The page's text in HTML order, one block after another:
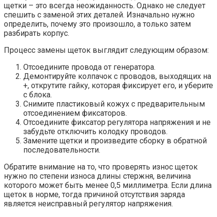
щетки – это всегда неожиданность. Однако не следует
спешить с заменой этих деталей. Изначально нужно
определить, почему это произошло, а только затем
разбирать корпус.
Процесс замены щеток выглядит следующим образом:
Отсоедините провода от генератора.
Демонтируйте колпачок с проводов, выходящих на
+, открутите гайку, которая фиксирует его, и уберите
с блока.
Снимите пластиковый кожух с предварительным
отсоединением фиксаторов.
Отсоедините фиксатор регулятора напряжения и не
забудьте отключить колодку проводов.
Замените щетки и произведите сборку в обратной
последовательности.
Обратите внимание на то, что проверять износ щеток
нужно по степени износа длины стержня, величина
которого может быть менее 0,5 миллиметра. Если длина
щеток в норме, тогда причиной отсутствия заряда
является неисправный регулятор напряжения.